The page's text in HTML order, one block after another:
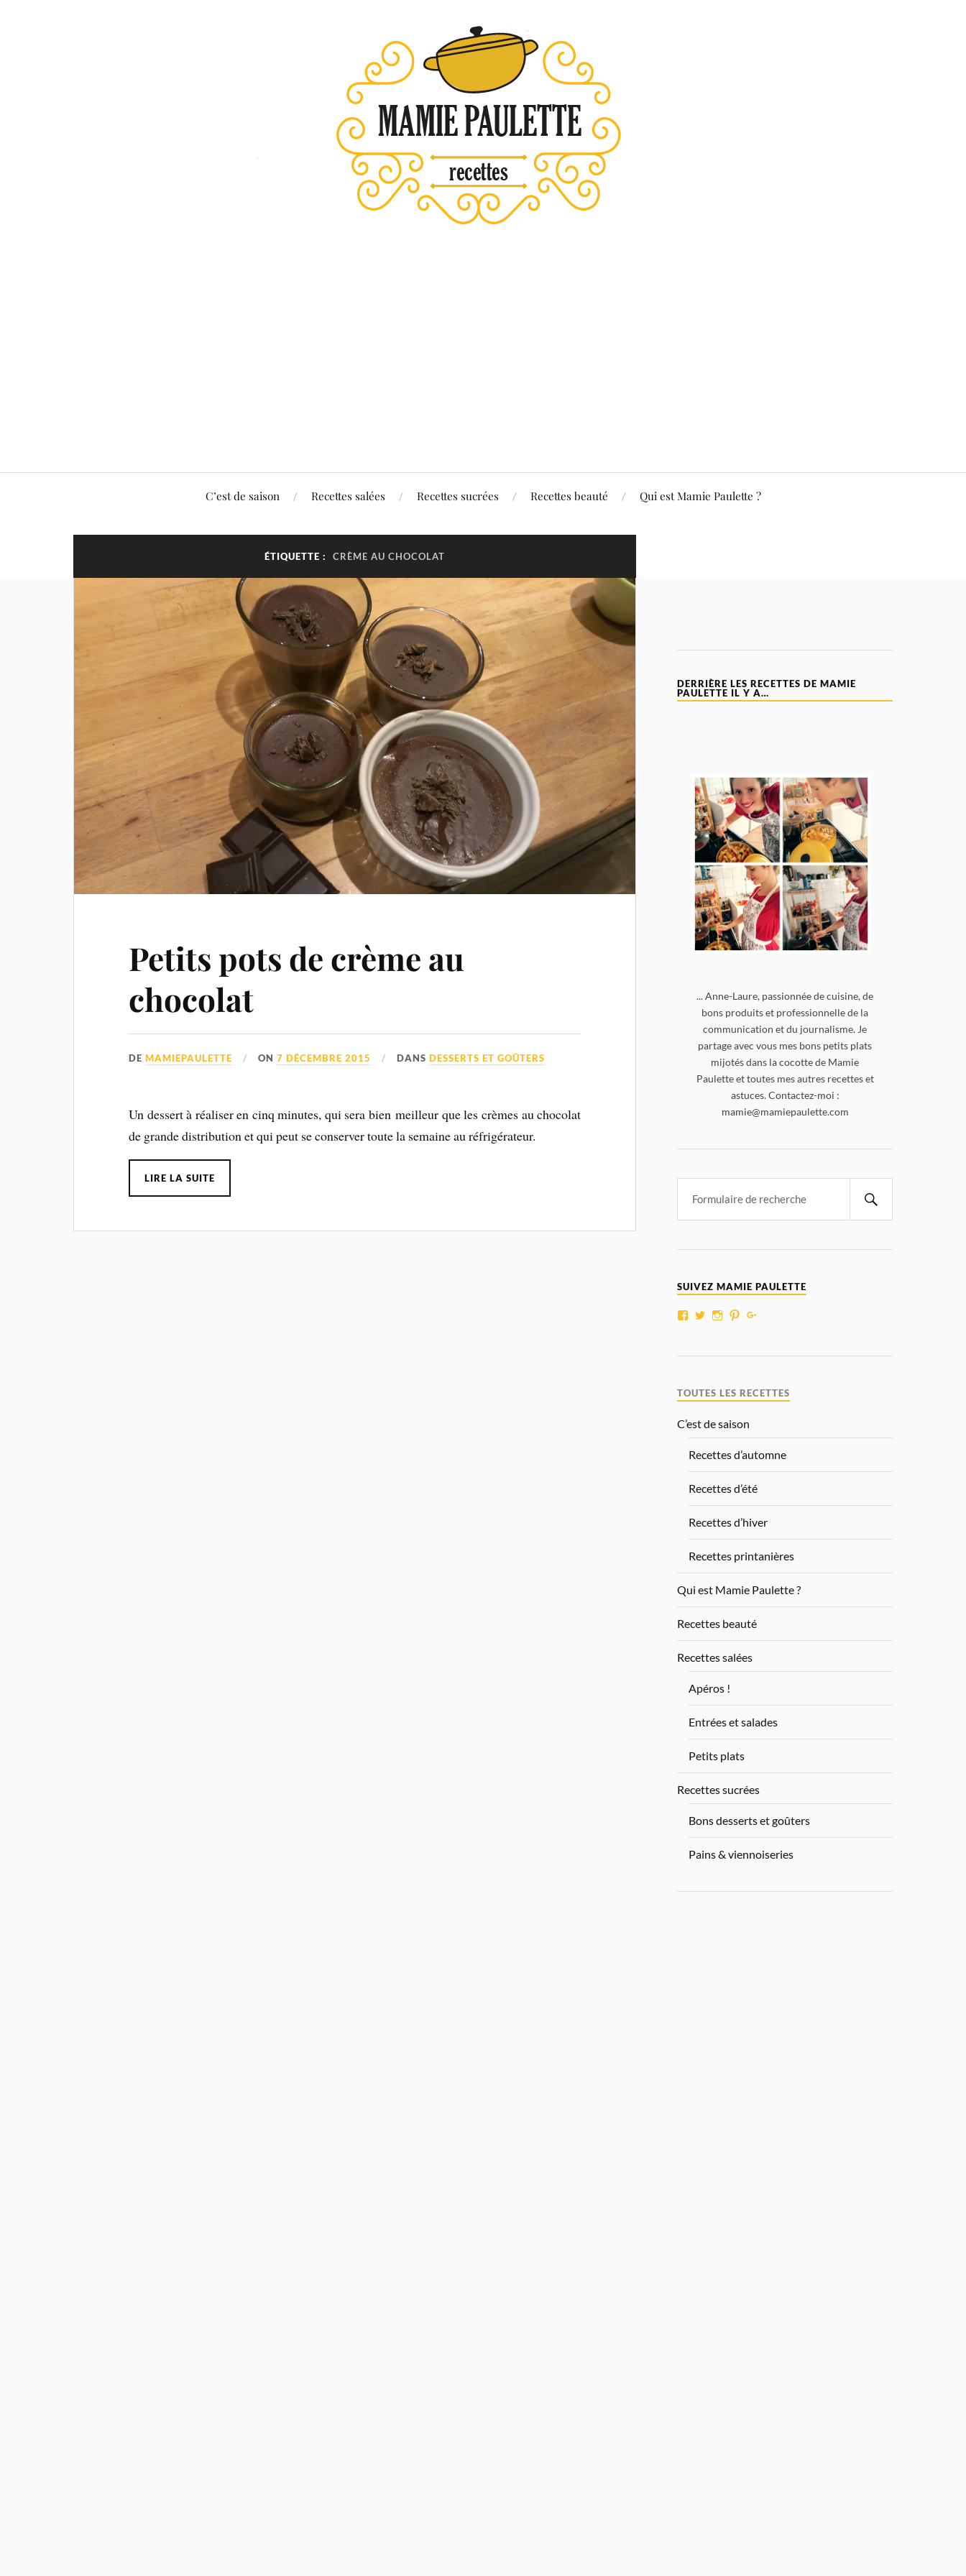
C’est de saison Recettes salées Recettes sucrées Recettes beauté Qui est Mamie Paulette ?
ÉTIQUETTE : CRÈME AU CHOCOLAT
Petits pots de crème au
chocolat
DEMAMIEPAULETTE ON7 DÉCEMBRE 2015 DANSDESSERTS ET GOÛTERS
Un dessert à réaliser en cinq minutes, qui sera bien meilleur que les crèmes au chocolat
de grande distribution et qui peut se conserver toute la semaine au réfrigérateur.
LIRE LA SUITE
DERRIÈRE LES RECETTES DE MAMIE
PAULETTE IL Y A…
... Anne-Laure, passionnée de cuisine, de
bons produits et professionnelle de la
communication et du journalisme. Je
partage avec vous mes bons petits plats
mijotés dans la cocotte de Mamie
Paulette et toutes mes autres recettes et
astuces. Contactez-moi :
mamie@mamiepaulette.com
SUIVEZ MAMIE PAULETTE
TOUTES LES RECETTES
C’est de saison
Recettes d’automne
Recettes d’été
Recettes d’hiver
Recettes printanières
Qui est Mamie Paulette ?
Recettes beauté
Recettes salées
Apéros !
Entrées et salades
Petits plats
Recettes sucrées
Bons desserts et goûters
Pains & viennoiseries